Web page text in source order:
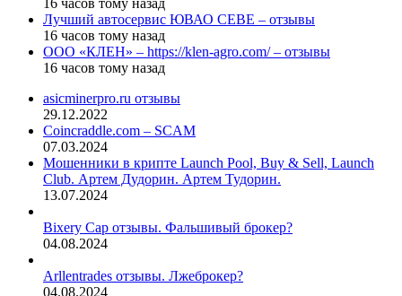
Лучший автосервис ЮВАО CEBE – отзывы
16 часов тому назад
ООО «КЛЕН» – https://klen-agro.com/ – отзывы
16 часов тому назад
asicminerpro.ru отзывы
29.12.2022
Coincraddle.com – SCAM
07.03.2024
Мошенники в крипте Launch Pool, Buy & Sell, Launch
Club. Артем Дудорин. Артем Тудорин.
13.07.2024
Bixery Cap отзывы. Фальшивый брокер?
04.08.2024
Arllentrades отзывы. Лжеброкер?
04.08.2024